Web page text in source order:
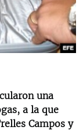
una
a la que
Campos y